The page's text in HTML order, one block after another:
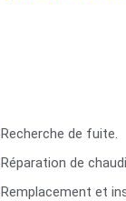
Recherche de fuite.
Réparation de
Remplacement et